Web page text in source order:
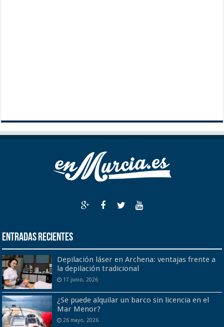
Entradas recientes
Depilación láser en Archena: ventajas frente a
la depilación tradicional
17 junio, 2026
¿Se puede alquilar un barco sin licencia en el
Mar Menor?
26 mayo, 2026